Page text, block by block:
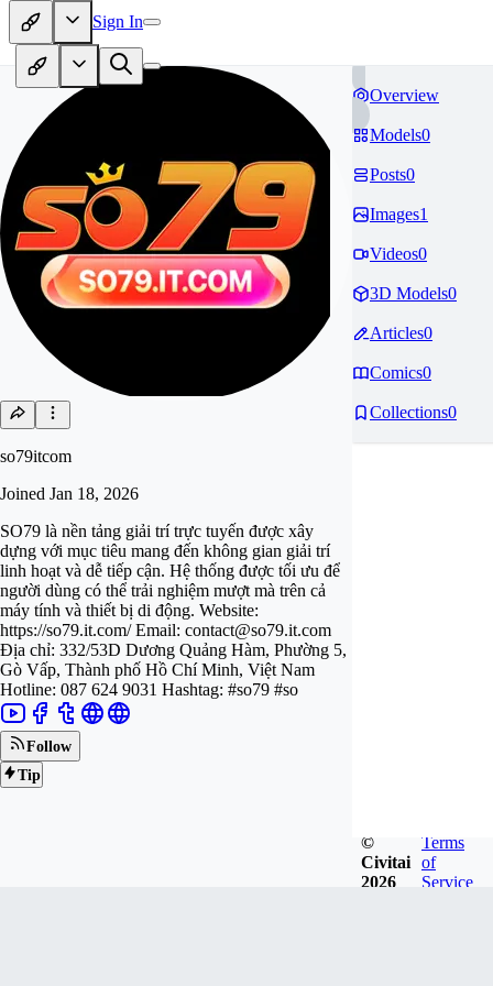
Sign In
so79itcom
Joined Jan 18, 2026
SO79 là nền tảng giải trí trực tuyến được xây
dựng với mục tiêu mang đến không gian giải trí
linh hoạt và dễ tiếp cận. Hệ thống được tối ưu để
người dùng có thể trải nghiệm mượt mà trên cả
máy tính và thiết bị di động. Website:
https://so79.it.com/ Email: contact@so79.it.com
Địa chỉ: 332/53D Dương Quảng Hàm, Phường 5,
Gò Vấp, Thành phố Hồ Chí Minh, Việt Nam
Hotline: 087 624 9031 Hashtag: #so79 #so
Follow
Tip
Overview
Models0
Posts0
Images1
Videos0
3D Models0
Articles0
Comics0
Collections0
©
Civitai
2026
Terms
of
Service